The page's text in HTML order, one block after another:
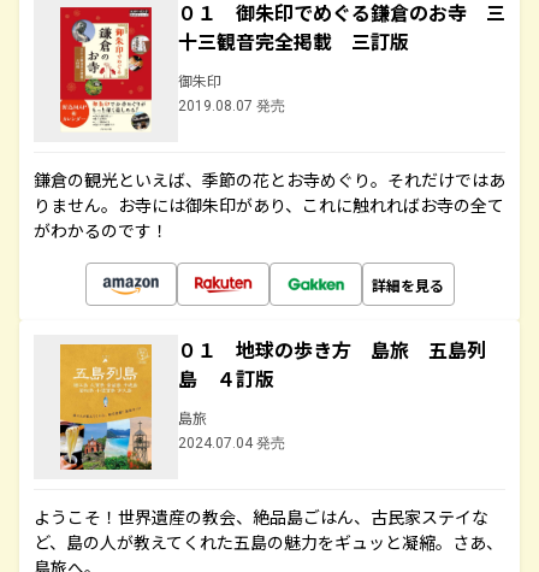
０１ 御朱印でめぐる鎌倉のお寺 三
十三観音完全掲載 三訂版
御朱印
2019.08.07 発売
鎌倉の観光といえば、季節の花とお寺めぐり。それだけではあ
りません。お寺には御朱印があり、これに触れればお寺の全て
がわかるのです！
詳細を見る
０１ 地球の歩き方 島旅 五島列
島 ４訂版
島旅
2024.07.04 発売
ようこそ！世界遺産の教会、絶品島ごはん、古民家ステイな
ど、島の人が教えてくれた五島の魅力をギュッと凝縮。さあ、
島旅へ。